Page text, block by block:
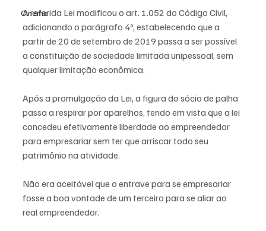
Cinema
A referida Lei modificou o art. 1.052 do Código Civil,
adicionando o parágrafo 4º, estabelecendo que a
partir de 20 de setembro de 2019 passa a ser possível
a constituição de sociedade limitada unipessoal, sem
qualquer limitação econômica.
Após a promulgação da Lei, a figura do sócio de palha
passa a respirar por aparelhos, tendo em vista que a lei
concedeu efetivamente liberdade ao empreendedor
para empresariar sem ter que arriscar todo seu
patrimônio na atividade.
Não era aceitável que o entrave para se empresariar
fosse a boa vontade de um terceiro para se aliar ao
real empreendedor.